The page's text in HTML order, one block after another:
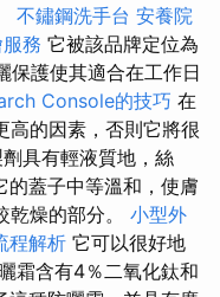
不鏽鋼洗手台 安養院
務 它被該品牌定位為
保護使其適合在工作日
Console的技巧 在
高的因素，否則它將很
具有輕液質地，絲
的蓋子中等溫和，使膚
燥的部分。 小型外
程解析 它可以很好地
霜含有4％二氧化鈦和